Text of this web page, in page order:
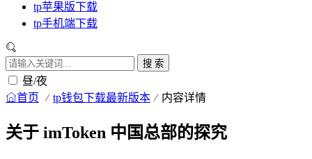
tp苹果版下载
tp手机端下载
搜 索
昼/夜
首页 tp钱包下载最新版本 内容详情
关于 imToken 中国总部的探究